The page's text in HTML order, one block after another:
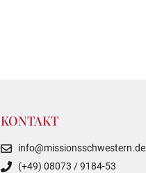
KONTAKT
info@missionsschwestern.de
(+49) 08073 / 9184-53